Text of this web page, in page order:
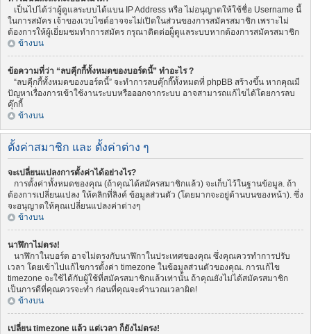
เป็นไปได้ว่าผู้ดูแลระบบได้แบน IP Address หรือ ไม่อนุญาตให้ใช้ชื่อ Username นี้
ในการสมัคร เจ้าของเวบไซต์อาจจะไม่เปิดในส่วนของการสมัครสมาชิก เพราะไม่
ต้องการให้ผู้เยี่ยมชมทำการสมัคร กรุณาติดต่อผู็ดูแลระบบหากต้องการสมัครสมาชิก
ข้างบน
ข้อความที่ว่า “ลบคุีกกี้ทั้งหมดของบอร์ดนี้” ทำอะไร ?
“ลบคุีกกี้ทั้งหมดของบอร์ดนี้” จะทำการลบคุ๊กกี๊ทั้งหมดที่ phpBB สร้างขึ้น หากคุณมี
ปัญหาเรื่องการเข้าใช้งานระบบหรือออกจากระบบ อาจสามารถแก้ไขได้โดยการลบ
คุ๊กกี้
ข้างบน
ตั้งค่าสมาชิก และ ตั้งค่าต่าง ๆ
จะเปลี่ยนแปลงการตั้งค่าได้อย่างไร?
การตั้งค่าทั้งหมดของคุณ (ถ้าคุณได้สมัครสมาชิกแล้ว) จะเก็บไว้ในฐานข้อมูล. ถ้า
ต้องการเปลี่ยนแปลง ให้คลิกที่ลิงค์ ข้อมูลส่วนตัว (โดยมากจะอยู่ด้านบนของหน้า). ซึ่ง
จะอนุญาตให้คุณเปลี่ยนแปลงค่าต่างๆ
ข้างบน
นาฬิกาไม่ตรง!
นาฬิกาในบอร์ด อาจไม่ตรงกับนาฬิกาในประเทศของคุณ ซึ่งคุณควรทำการปรับ
เวลา โดยเข้าไปแก้ไขการตั้งค่า timezone ในข้อมูลส่วนตัวของคุณ. การแก้ไข
timezone จะใช้ได้กับผู้ใช้ที่สมัครสมาชิกแล้วเท่านั้น ถ้าคุณยังไม่ได้สมัครสมาชิก
เป็นการดีที่คุณควรจะทำ ก่อนที่คุณจะคำนวณเวลาผิด!
ข้างบน
เปลี่ยน timezone แล้ว แต่เวลา ก็ยังไม่ตรง!